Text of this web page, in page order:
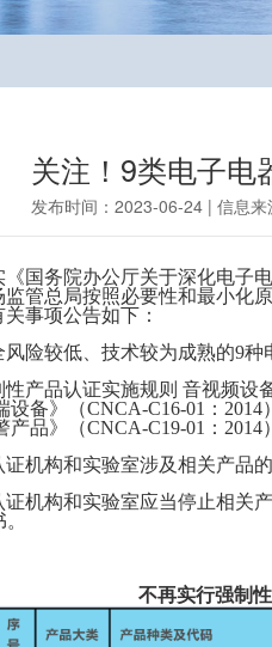
关注！9类电子电
发布时间：2023-06-24 | 信息
国务院办公厅关于深化电子
管总局按照必要性和最小化
事项公告如下：
险较低、技术较为成熟的9种
产品认证实施规则 音视频设
设备》（CNCA-C16-01：
品》（CNCA-C19-01：2014
机构和实验室涉及相关产品
证机构和实验室应当停止相关
不再实行强制